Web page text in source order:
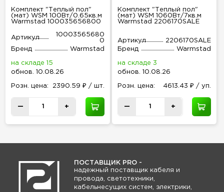
Комплект "Теплый пол"
(мат) WSM 100Вт/0.65кв.м
Warmstad 100035656800
Артикул
10003565680
0
Бренд
Warmstad
на складе 15
обнов
10.08.26
Розн цена: 2390.59 ₽ / шт.
— +
Комплект "Теплый пол"
(мат) WSM 1060Вт/7кв.м
Warmstad 2206170SALE
Артикул
2206170SALE
Бренд
Warmstad
на складе 3
обнов
10.08.26
Розн цена: 4613.43 ₽ / уп.
— +
ПОСТАВЩИК PRO -
надежный поставщик кабеля и
провода, светотехники,
кабельнесущих систем, электрики,